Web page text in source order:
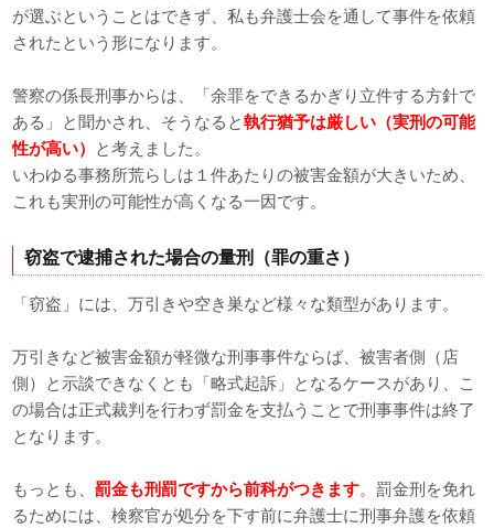
が選ぶということはできず、私も弁護士会を通して事件を依頼
されたという形になります。
警察の係長刑事からは、「余罪をできるかぎり立件する方針で
ある」と聞かされ、そうなると執行猶予は厳しい（実刑の可能
性が高い）
と考えました。
いわゆる事務所荒らしは１件あたりの被害金額が大きいため、
これも実刑の可能性が高くなる一因です。
窃盗で逮捕された場合の量刑（罪の重さ）
「窃盗」には、万引きや空き巣など様々な類型があります。
万引きなど被害金額が軽微な刑事事件ならば、被害者側（店
側）と示談できなくとも「略式起訴」となるケースがあり、こ
の場合は正式裁判を行わず罰金を支払うことで刑事事件は終了
となります。
もっとも、罰金も刑罰ですから前科がつきます。罰金刑を免れ
るためには、検察官が処分を下す前に弁護士に刑事弁護を依頼